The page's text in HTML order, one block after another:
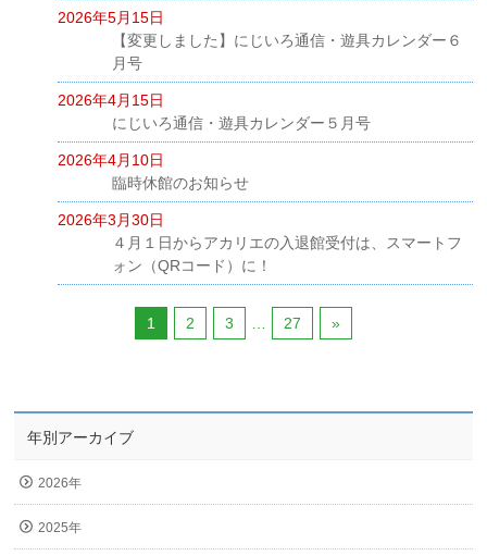
2026年5月15日
【変更しました】にじいろ通信・遊具カレンダー６
月号
2026年4月15日
にじいろ通信・遊具カレンダー５月号
2026年4月10日
臨時休館のお知らせ
2026年3月30日
４月１日からアカリエの入退館受付は、スマートフ
ォン（QRコード）に！
1 2 3 27 »
年別アーカイブ
2026年
2025年